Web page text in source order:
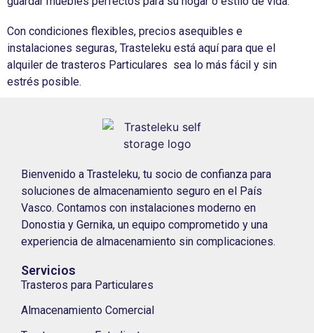
Con condiciones flexibles, precios asequibles e
instalaciones seguras, Trasteleku está aquí para que el
alquiler de trasteros Particulares sea lo más fácil y sin
estrés posible.
Bienvenido a Trasteleku, tu socio de confianza para
soluciones de almacenamiento seguro en el País
Vasco. Contamos con instalaciones moderno en
Donostia y Gernika, un equipo comprometido y una
experiencia de almacenamiento sin complicaciones.
Servicios
Trasteros para Particulares
Almacenamiento Comercial